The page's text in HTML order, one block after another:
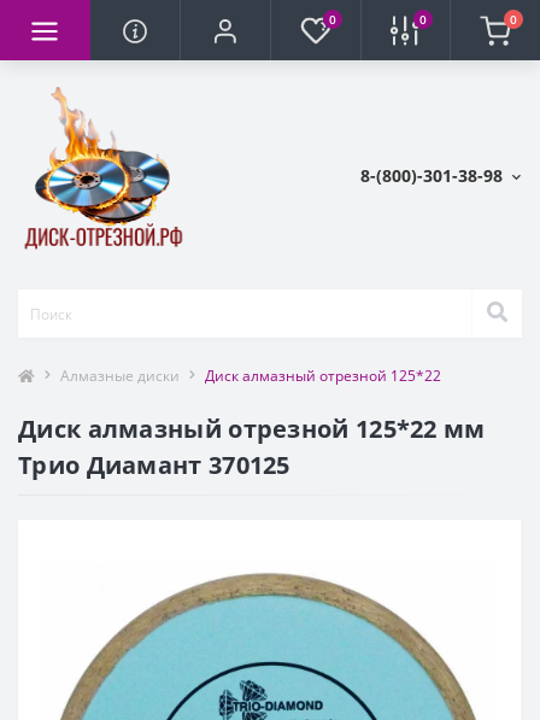
0 0 0
8-(800)-301-38-98
Алмазные диски Диск алмазный отрезной 125*22
Диск алмазный отрезной 125*22 мм
Трио Диамант 370125